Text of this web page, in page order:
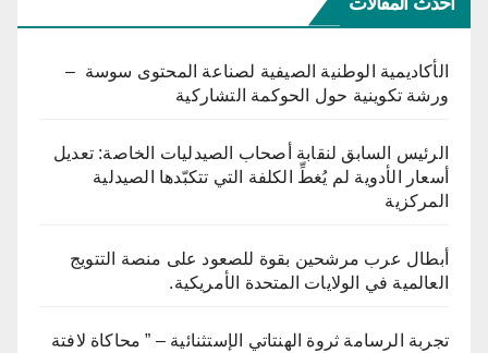
الأكاديمية الوطنية الصيفية لصناعة المحتوى سوسة –
ورشة تكوينية حول الحوكمة التشاركية
الرئيس السابق لنقابة أصحاب الصيدليات الخاصة: تعديل
أسعار الأدوية لم يُغطِّ الكلفة التي تتكبّدها الصيدلية
المركزية
أبطال عرب مرشحين بقوة للصعود على منصة التتويج
العالمية في الولايات المتحدة الأمريكية.
تجربة الرسامة ثروة الهنتاتي الإستثنائية – ” محاكاة لافتة